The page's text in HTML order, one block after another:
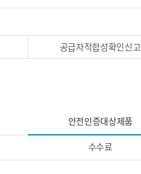
공급자적합성확인신고
안전인증대상제품
수수료